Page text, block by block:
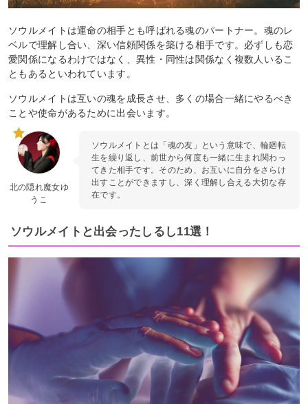
ソウルメイトは運命の相手とも呼ばれる魂のパートナー。魂のレ
ベルで理解し合い、深い信頼関係を築ける相手です。必ずしも恋
愛関係になるわけではなく、異性・同性は関係なく複数人いるこ
ともあるといわれています。
ソウルメイトは互いの魂を成長させ、多くの場合一緒にやるべき
ことや使命があるために出会います。
北の隠れ魔女ゆ
うこ
ソウルメイトとは「魂の友」という意味で、輪廻転
生を繰り返し、前世から何度も一緒に生まれ関わっ
てきた相手です。そのため、お互いに自分をさらけ
出すことができますし、深く理解し合える大切な存
在です。
ソウルメイトと出会ったしるし11選！